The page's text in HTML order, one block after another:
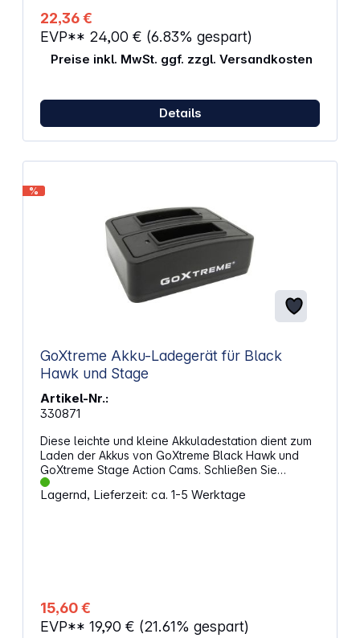
22,36 €
EVP** 24,00 € (6.83% gespart)
Preise inkl. MwSt. ggf. zzgl. Versandkosten
Details
%
GoXtreme Akku-Ladegerät für Black
Hawk und Stage
Artikel-Nr.:
330871
Diese leichte und kleine Akkuladestation dient zum
Laden der Akkus von GoXtreme Black Hawk und
GoXtreme Stage Action Cams. Schließen Sie
einfach Ihr vorhandenes Micro-USB-Ladegerät an
und schon beginnt der Ladevorgang. Inklusive
Lagernd, Lieferzeit: ca. 1-5 Werktage
15,60 €
EVP** 19,90 € (21.61% gespart)